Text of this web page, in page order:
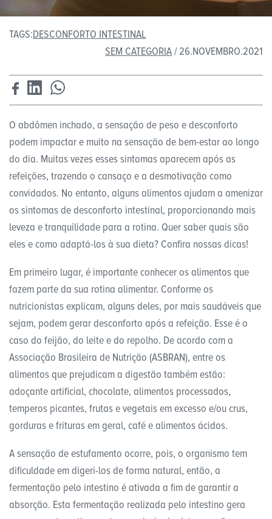
TAGS:DESCONFORTO INTESTINAL
SEM CATEGORIA/ 26.NOVEMBRO.2021
O abdômen inchado, a sensação de peso e desconforto
podem impactar e muito na sensação de bem-estar ao longo
do dia. Muitas vezes esses sintomas aparecem após as
refeições, trazendo o cansaço e a desmotivação como
convidados. No entanto, alguns alimentos ajudam a amenizar
os sintomas de desconforto intestinal, proporcionando mais
leveza e tranquilidade para a rotina. Quer saber quais são
eles e como adaptá-los à sua dieta? Confira nossas dicas!
Em primeiro lugar, é importante conhecer os alimentos que
fazem parte da sua rotina alimentar. Conforme os
nutricionistas explicam, alguns deles, por mais saudáveis que
sejam, podem gerar desconforto após a refeição. Esse é o
caso do feijão, do leite e do repolho. De acordo com a
Associação Brasileira de Nutrição (ASBRAN), entre os
alimentos que prejudicam a digestão também estão:
adoçante artificial, chocolate, alimentos processados,
temperos picantes, frutas e vegetais em excesso e/ou crus,
gorduras e frituras em geral, café e alimentos ácidos.
A sensação de estufamento ocorre, pois, o organismo tem
dificuldade em digeri-los de forma natural, então, a
fermentação pelo intestino é ativada a fim de garantir a
absorção. Esta fermentação realizada pelo intestino gera